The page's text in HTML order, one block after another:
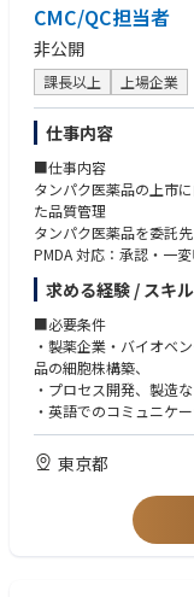
◆当社の特徴・魅力：
一貫してファインケミ
色のある技術、製品を
現在、当社の製品は、
や研磨剤など、ニッチ
て、エレクトロニクス
いただくまでに至ってい
CMC/QC担当者
非公開
課長以上 上場企業
仕事内容
■仕事内容
タンパク医薬品の上市
た品質管理
タンパク医薬品を委託
PMDA 対応：承認・一
求める経験 / スキル
■必要条件
・製薬企業・バイオベ
品の細胞株構築、
・プロセス開発、製造
・英語でのコミュニケ
■歓迎条件
・分子生物学、タンパ
・バイオ医薬品の開発
・PMDA 相談（品質）
東京都